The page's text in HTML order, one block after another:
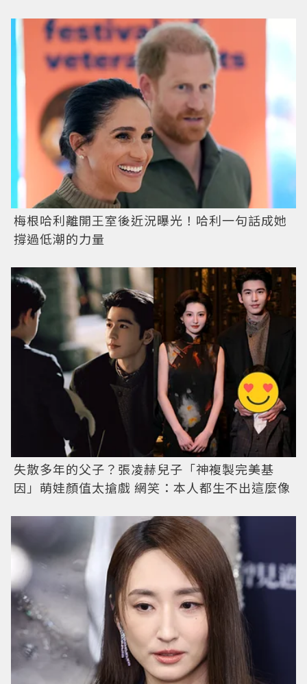
梅根哈利離開王室後近況曝光！哈利一句話成她
撐過低潮的力量
失散多年的父子？張凌赫兒子「神複製完美基
因」萌娃顏值太搶戲 網笑：本人都生不出這麼像